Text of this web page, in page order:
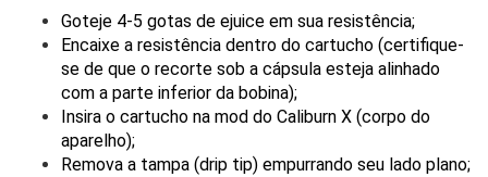
Goteje 4-5 gotas de ejuice em sua resistência;
Encaixe a resistência dentro do cartucho (certifique-
se de que o recorte sob a cápsula esteja alinhado
com a parte inferior da bobina);
Insira o cartucho na mod do Caliburn X (corpo do
aparelho);
Remova a tampa (drip tip) empurrando seu lado plano;